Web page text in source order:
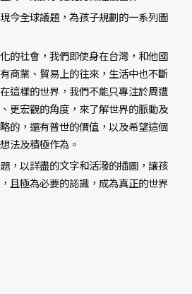
今全球議題，為孩子規劃的一系列圖
的社會，我們即使身在台灣，和他國
商業、貿易上的往來，生活中也不斷
這樣的世界，我們不能只專注於周遭
更宏觀的角度，來了解世界的脈動及
的，還有普世的價值，以及希望這個
法及積極作為。
，以詳盡的文字和活潑的插圖，讓孩
且極為必要的認識，成為真正的世界